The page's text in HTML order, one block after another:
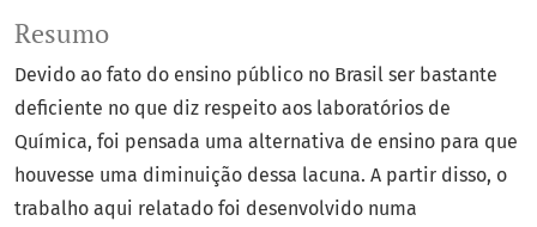
Resumo
Devido ao fato do ensino público no Brasil ser bastante
deficiente no que diz respeito aos laboratórios de
Química, foi pensada uma alternativa de ensino para que
houvesse uma diminuição dessa lacuna. A partir disso, o
trabalho aqui relatado foi desenvolvido numa